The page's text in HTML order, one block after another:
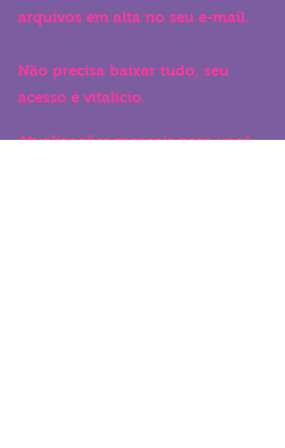
arquivos em alta no seu e-mail.
Não precisa baixar tudo, seu
acesso é vitalício.
Atualizações mensais para você